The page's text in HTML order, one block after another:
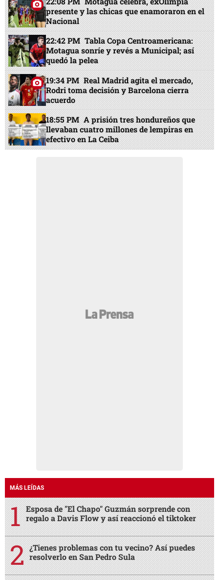
presente y las chicas que enamoraron en el
Nacional
22:42 PM Tabla Copa Centroamericana:
Motagua sonríe y revés a Municipal; así
quedó la pelea
19:34 PM Real Madrid agita el mercado,
Rodri toma decisión y Barcelona cierra
acuerdo
18:55 PM A prisión tres hondureños que
llevaban cuatro millones de lempiras en
efectivo en La Ceiba
MÁS LEÍDAS
Esposa de "El Chapo" Guzmán sorprende con
regalo a Davis Flow y así reaccionó el tiktoker
¿Tienes problemas con tu vecino? Así puedes
resolverlo en San Pedro Sula